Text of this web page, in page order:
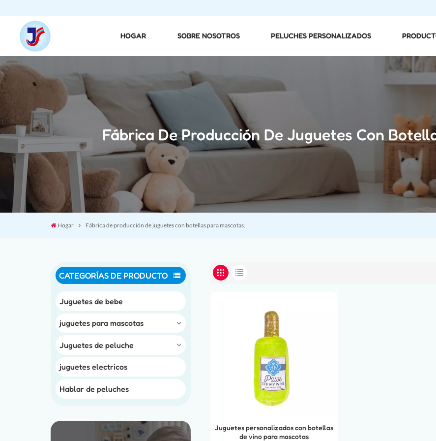
HOGAR SOBRE NOSOTROS PELUCHES PERSONALIZADOS
Fábrica De Producción De Juguetes Con
Hogar Fábrica de producción de juguetes con botellas para mascotas.
CATEGORÍAS DE PRODUCTO
Juguetes de bebe
juguetes para mascotas
Juguetes de peluche
juguetes electricos
Hablar de peluches
Juguetes personalizados con botellas
de vino para mascotas